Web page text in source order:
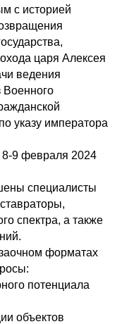
с историей
царя Алексея
ведения
Военного
указу императора
9 февраля 2024
специалисты
спектра, а также
форматах
потенциала
объектов